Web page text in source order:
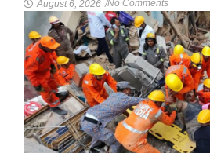
August 6, 2026 /No Comments